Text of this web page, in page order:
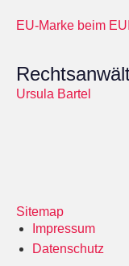
EU-Marke beim
Ursula Bartel
Sitemap
Impressum
Datenschutz